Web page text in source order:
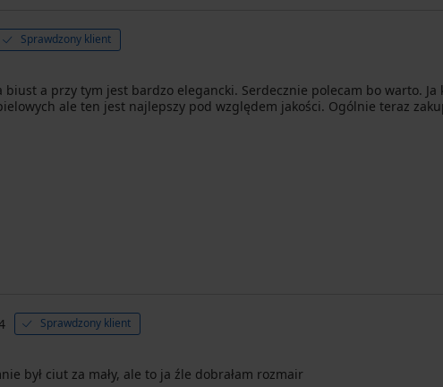
Sprawdzony klient
a przy tym jest bardzo elegancki. Serdecznie polecam bo warto. Ja
ale ten jest najlepszy pod względem jakości. Ogólnie teraz
Sprawdzony klient
był ciut za mały, ale to ja źle dobrałam rozmair